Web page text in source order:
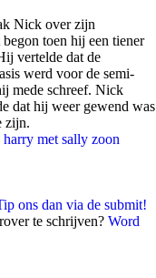
Nick over zijn
toen hij een tiener
vertelde dat de
werd voor de semi-
mede schreef. Nick
dat hij weer gewend was
zijn.
harry met sally zoon
ons dan via de submit!
te schrijven? Word